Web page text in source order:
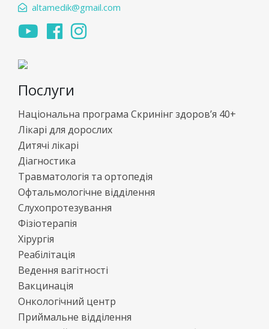
altamedik@gmail.com
Послуги
Національна програма Скринінг здоров’я 40+
Лікарі для дорослих
Дитячі лікарі
Діагностика
Травматологія та ортопедія
Офтальмологічне відділення
Слухопротезування
Фізіотерапія
Хірургія
Реабілітація
Ведення вагітності
Вакцинація
Онкологічний центр
Приймальне відділення